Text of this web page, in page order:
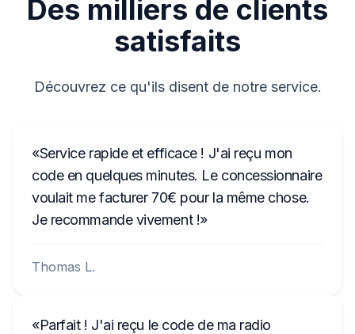
CM1232E0794521
58153123
Des milliers de clients
satisfaits
Découvrez ce qu'ils disent de notre service.
Service rapide et efficace ! J'ai reçu mon
code en quelques minutes. Le concessionnaire
voulait me facturer 70€ pour la même chose.
Je recommande vivement !
Thomas L.
Parfait ! J'ai reçu le code de ma radio